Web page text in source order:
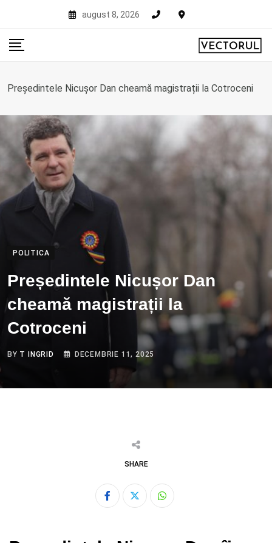
content
august 8, 2026
Președintele Nicușor Dan cheamă magistrații la Cotroceni
POLITICA
Președintele Nicușor Dan
cheamă magistrații la
Cotroceni
BY T INGRID DECEMBRIE 11, 2025
SHARE
Whatsapp